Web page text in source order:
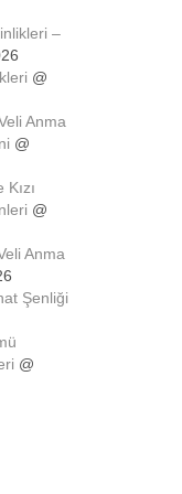
–
@
Anma
@
@
Anma
Şenliği
@